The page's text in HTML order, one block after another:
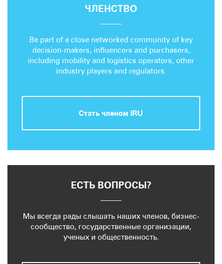
ЧЛЕНСТВО
Be part of a close networked community of key
decision-makers, influencers and purchasers,
including mobility and logistics operators, other
industry players and regulators.
Стать членом IRU
ЕСТЬ ВОПРОСЫ?
Мы всегда рады слышать наших членов, бизнес-
сообщество, государственные организации,
ученых и общественность.